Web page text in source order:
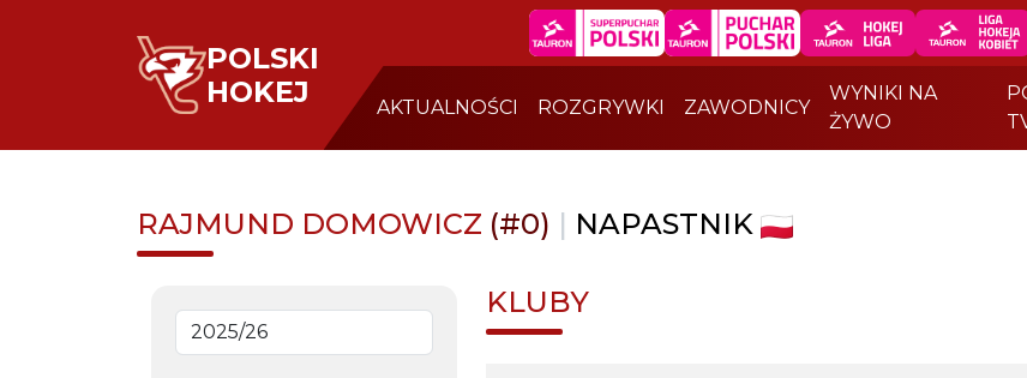
POLSKI
HOKEJ
AKTUALNOŚCI ROZGRYWKI ZAWODNICY
WYNIKI NA
ŻYWO
RAJMUND DOMOWICZ (#0) | NAPASTNIK
KLUBY